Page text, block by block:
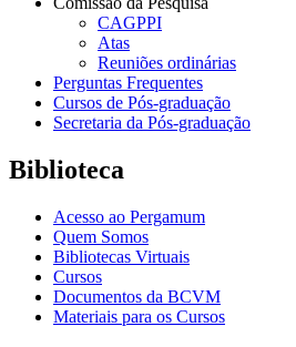
CAGPPI
Atas
Reuniões ordinárias
Perguntas Frequentes
Cursos de Pós-graduação
Secretaria da Pós-graduação
Biblioteca
Acesso ao Pergamum
Quem Somos
Bibliotecas Virtuais
Cursos
Documentos da BCVM
Materiais para os Cursos